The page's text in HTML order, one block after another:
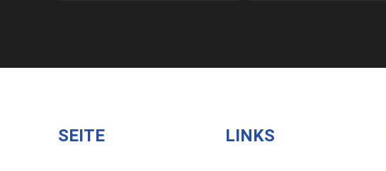
SEITE LINKS